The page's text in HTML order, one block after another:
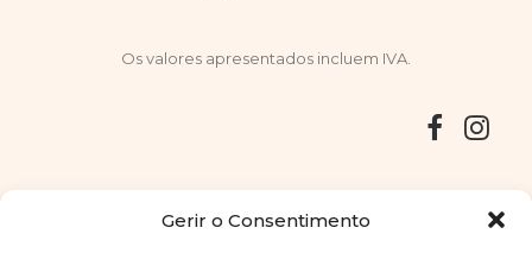
Gerir o Consentimento
Os valores apresentados incluem IVA.